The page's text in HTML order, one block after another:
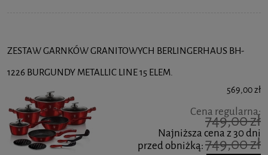
ZESTAW GARNKÓW GRANITOWYCH BERLINGERHAUS BH-
1226 BURGUNDY METALLIC LINE 15 ELEM.
569,00 zł
Cena regularna:
749,00 zł
Najniższa cena z 30 dni
przed obniżką:749,00 zł